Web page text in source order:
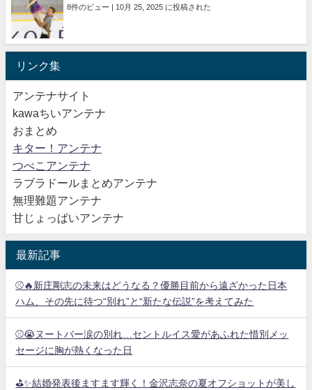
8件のビュー 10月 25, 2025 に投稿された
リンク集
アンテナサイト
kawaちいアンテナ
おまとめ
キター！アンテナ
つべこアンテナ
ラブラドールまとめアンテナ
無理難題アンテナ
甘じょっぱいアンテナ
最新記事
⚾🔥新庄剛志の未来はどうなる？優勝目前から遠ざかった日本
ハム、その先に待つ“別れ”と“新たな伝説”を考えてみた
⚾😭ヌートバー涙の別れ…セントルイス愛があふれた惜別メッ
セージに胸が熱くなった日
⛳✨結婚発表後ますます輝く！金沢志奈の夏オフショットが美し